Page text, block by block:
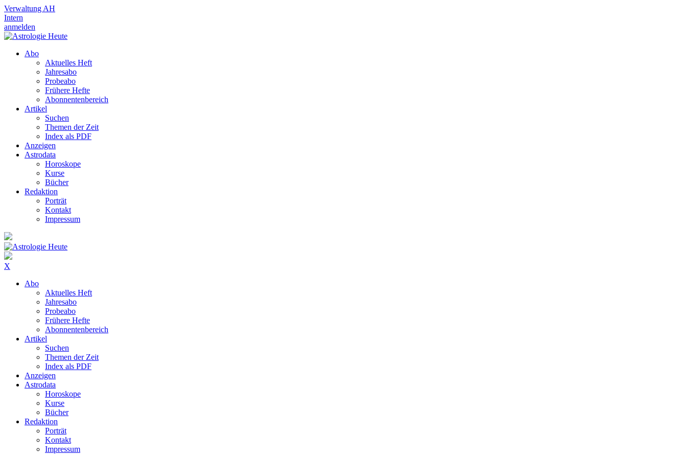
Verwaltung AH
Intern
anmelden
Abo
Aktuelles Heft
Jahresabo
Probeabo
Frühere Hefte
Abonnentenbereich
Artikel
Suchen
Themen der Zeit
Index als PDF
Anzeigen
Astrodata
Horoskope
Kurse
Bücher
Redaktion
Porträt
Kontakt
Impressum
X
Abo
Aktuelles Heft
Jahresabo
Probeabo
Frühere Hefte
Abonnentenbereich
Artikel
Suchen
Themen der Zeit
Index als PDF
Anzeigen
Astrodata
Horoskope
Kurse
Bücher
Redaktion
Porträt
Kontakt
Impressum